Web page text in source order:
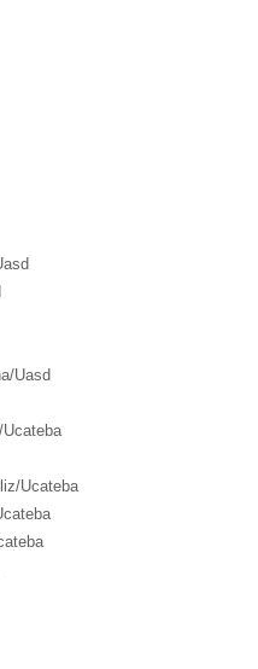
Uasd
Ucateba